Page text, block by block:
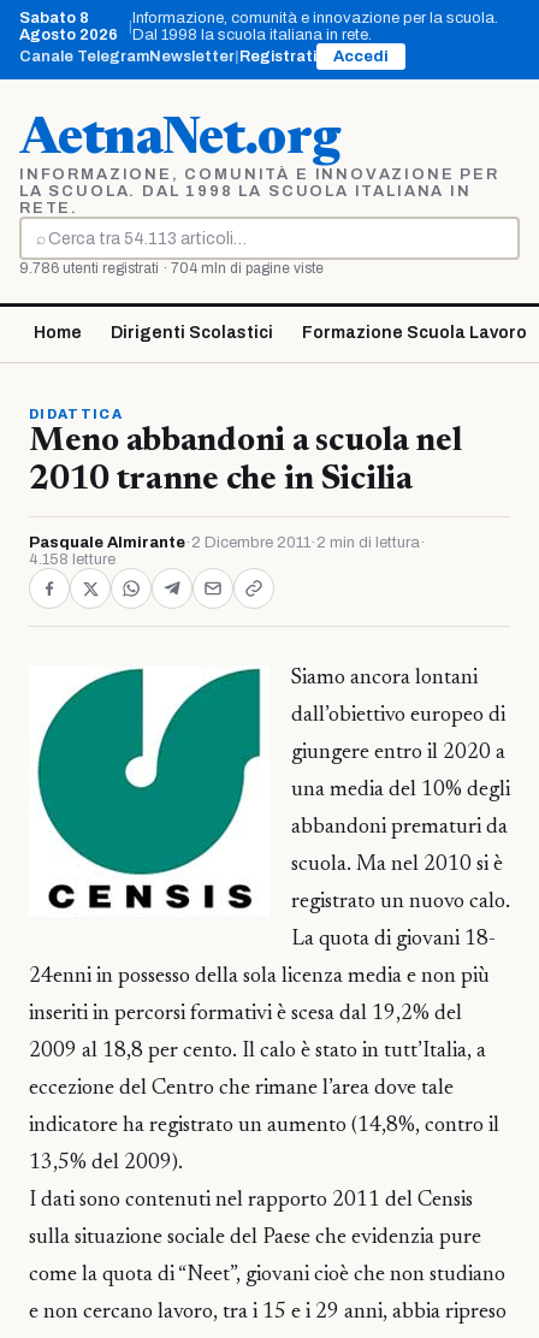
Vai
contenuto
Sabato 8
Agosto 2026
Informazione, comunità e innovazione per la scuola.
Dal 1998 la scuola italiana in rete.
Canale TelegramNewsletter Registrati Accedi
AetnaNet.org
INFORMAZIONE, COMUNITÀ E INNOVAZIONE PER
LA SCUOLA. DAL 1998 LA SCUOLA ITALIANA IN
RETE.
⌕
Cerca
9.786 utenti registrati · 704 mln di pagine viste
Home Dirigenti Scolastici Formazione Scuola Lavoro
DIDATTICA
Meno abbandoni a scuola nel
2010 tranne che in Sicilia
Pasquale Almirante· 2 Dicembre 2011· 2 min di lettura·
4.158 letture
Siamo ancora lontani
dall’obiettivo europeo di
giungere entro il 2020 a
una media del 10% degli
abbandoni prematuri da
scuola. Ma nel 2010 si è
registrato un nuovo calo.
La quota di giovani 18-
24enni in possesso della sola licenza media e non più
inseriti in percorsi formativi è scesa dal 19,2% del
2009 al 18,8 per cento. Il calo è stato in tutt’Italia, a
eccezione del Centro che rimane l’area dove tale
indicatore ha registrato un aumento (14,8%, contro il
13,5% del 2009).
I dati sono contenuti nel rapporto 2011 del Censis
sulla situazione sociale del Paese che evidenzia pure
come la quota di “Neet”, giovani cioè che non studiano
e non cercano lavoro, tra i 15 e i 29 anni, abbia ripreso